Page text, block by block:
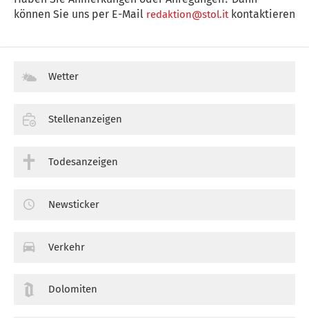
können Sie uns per E-Mail redaktion@stol.itkontaktieren
Wetter
Stellenanzeigen
Todesanzeigen
Newsticker
Verkehr
Dolomiten